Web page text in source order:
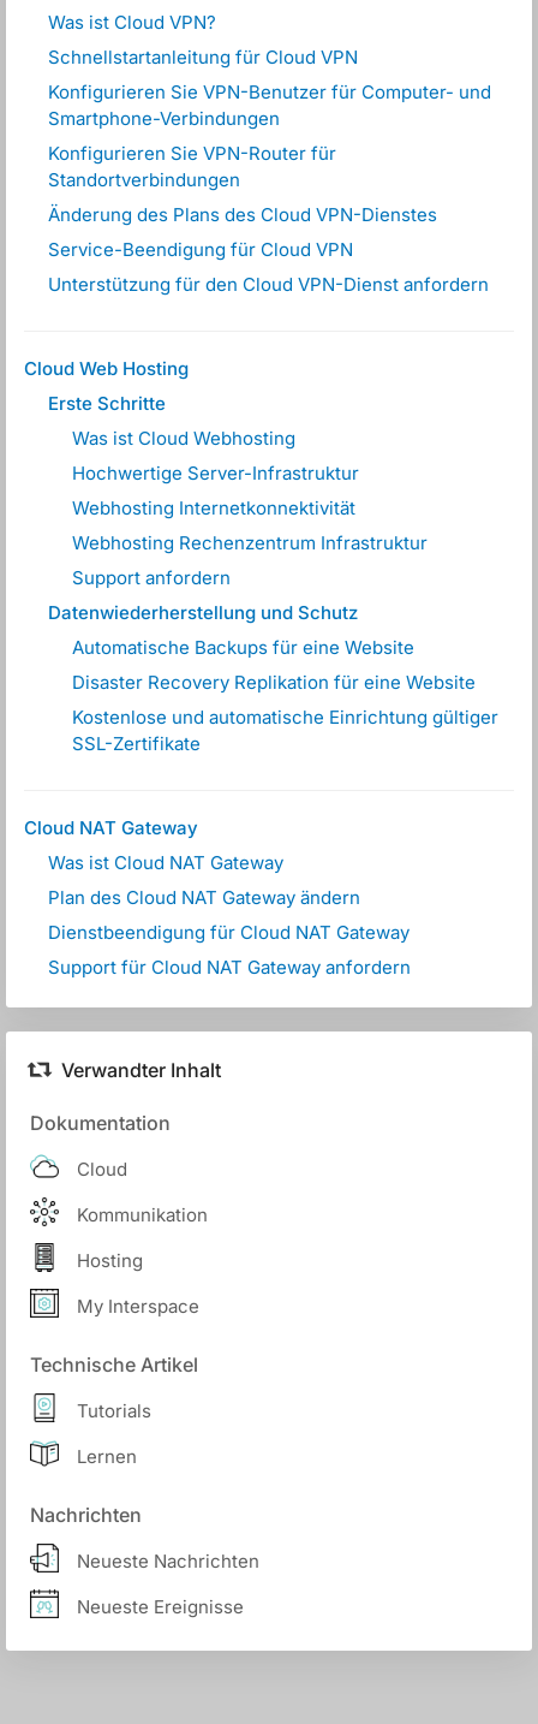
Was ist Cloud VPN?
Schnellstartanleitung für Cloud VPN
Konfigurieren Sie VPN-Benutzer für Computer- und
Smartphone-Verbindungen
Konfigurieren Sie VPN-Router für
Standortverbindungen
Änderung des Plans des Cloud VPN-Dienstes
Service-Beendigung für Cloud VPN
Unterstützung für den Cloud VPN-Dienst anfordern
Cloud Web Hosting
Erste Schritte
Was ist Cloud Webhosting
Hochwertige Server-Infrastruktur
Webhosting Internetkonnektivität
Webhosting Rechenzentrum Infrastruktur
Support anfordern
Datenwiederherstellung und Schutz
Automatische Backups für eine Website
Disaster Recovery Replikation für eine Website
Kostenlose und automatische Einrichtung gültiger
SSL-Zertifikate
Cloud NAT Gateway
Was ist Cloud NAT Gateway
Plan des Cloud NAT Gateway ändern
Dienstbeendigung für Cloud NAT Gateway
Support für Cloud NAT Gateway anfordern
Verwandter Inhalt
Dokumentation
Cloud
Kommunikation
Hosting
My Interspace
Technische Artikel
Tutorials
Lernen
Nachrichten
Neueste Nachrichten
Neueste Ereignisse